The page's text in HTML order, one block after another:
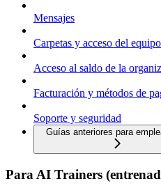
Mensajes
Carpetas y acceso del equipo
Acceso al saldo de la
Facturación y métodos de
Soporte y seguridad
Guías anteriores para
Para AI Trainers